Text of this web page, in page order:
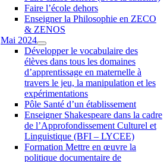
Faire l’école dehors
Enseigner la Philosophie en ZECO
& ZENOS
Mai 2024
Développer le vocabulaire des
élèves dans tous les domaines
d’apprentissage en maternelle à
travers le jeu, la manipulation et les
expérimentations
Pôle Santé d’un établissement
Enseigner Shakespeare dans la cadre
de l’Approfondissement Culturel et
Linguistique (BFI – LYCEE)
Formation Mettre en œuvre la
politique documentaire de